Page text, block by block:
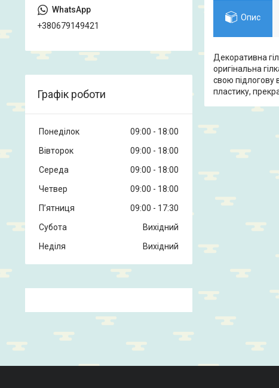
Опис
Декоративна
оригінальна
свою підлогову
пластику,
+380679149421
Графік роботи
Понеділок 09:00
18:00
Вівторок
09:00
18:00
Середа
09:00
18:00
Четвер
09:00
18:00
Пʼятниця
09:00
17:30
Субота
Вихідний
Неділя
Вихідний